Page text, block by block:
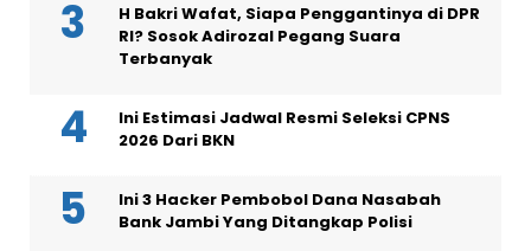
H Bakri Wafat, Siapa Penggantinya di DPR
RI? Sosok Adirozal Pegang Suara
Terbanyak
Ini Estimasi Jadwal Resmi Seleksi CPNS
2026 Dari BKN
Ini 3 Hacker Pembobol Dana Nasabah
Bank Jambi Yang Ditangkap Polisi